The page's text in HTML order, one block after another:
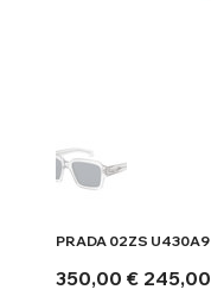
PRADA 02ZS
Αρχική
τιμή
350,00 € Τιμή
έκπτωσης